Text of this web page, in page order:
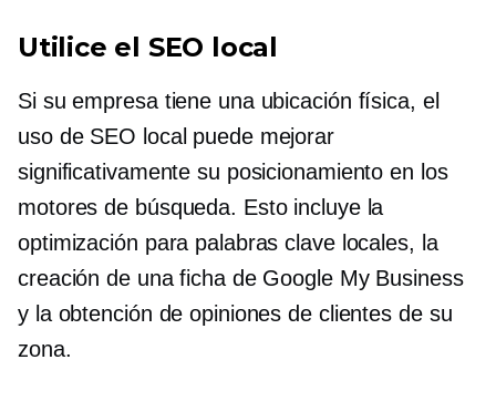
Utilice el SEO local
Si su empresa tiene una ubicación física, el
uso de SEO local puede mejorar
significativamente su posicionamiento en los
motores de búsqueda. Esto incluye la
optimización para palabras clave locales, la
creación de una ficha de Google My Business
y la obtención de opiniones de clientes de su
zona.